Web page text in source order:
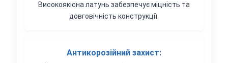
Високоякісна латунь забезпечує міцність та
довговічність конструкції.
Антикорозійний захист: